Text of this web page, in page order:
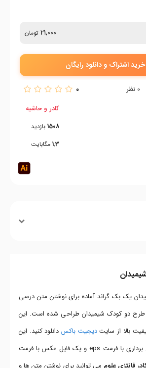
21,000 تومان
خرید اشتراک و دانلود رایگان
0 نظر 0
کادر و حاشیه
1508 بازدید
1.3 مگابایت
یک بک گراند آماده برای نوشتن متن درسی
دو کودک شیمیدان طراحی شده است. این
بالا از سایتدیجیت باکسدانلود کنید. این
تصویر دارای یک فایل برداری با فرمت eps و یک فایل عکس با فرمت